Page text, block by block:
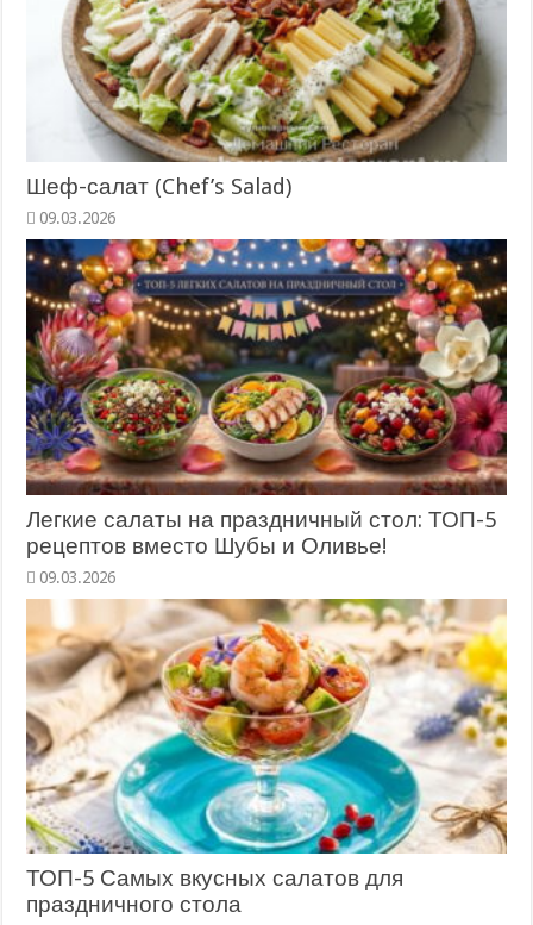
Шеф-салат (Chef’s Salad)
09.03.2026
Легкие салаты на праздничный стол: ТОП-5
рецептов вместо Шубы и Оливье!
09.03.2026
ТОП-5 Самых вкусных салатов для
праздничного стола